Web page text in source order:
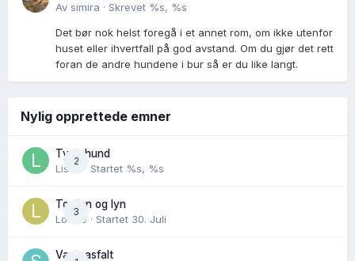
Av simira · Skrevet %s, %s
Det bør nok helst foregå i et annet rom, om ikke utenfor
huset eller ihvertfall på god avstand. Om du gjør det rett
foran de andre hundene i bur så er du like langt.
Nylig opprettede emner
2
Tynn hund
Lisen · Startet %s, %s
3
Torden og lyn
Lovise · Startet 30. Juli
Varm asfalt